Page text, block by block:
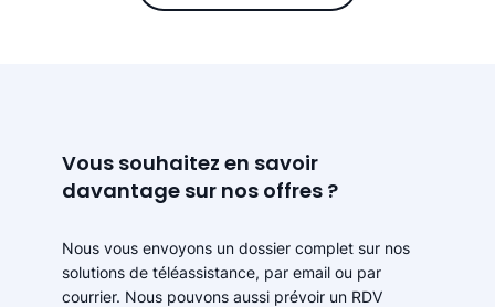
Vous souhaitez en savoir
davantage sur nos offres ?
Nous vous envoyons un dossier complet sur nos
solutions de téléassistance, par email ou par
courrier. Nous pouvons aussi prévoir un RDV